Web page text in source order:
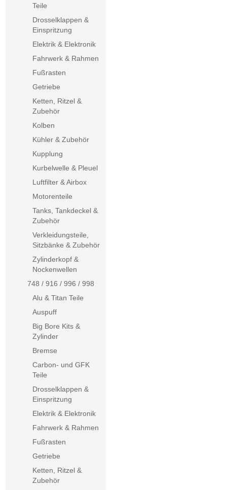
Teile
Drosselklappen &
Einspritzung
Elektrik & Elektronik
Fahrwerk & Rahmen
Fußrasten
Getriebe
Ketten, Ritzel &
Zubehör
Kolben
Kühler & Zubehör
Kupplung
Kurbelwelle & Pleuel
Luftfilter & Airbox
Motorenteile
Tanks, Tankdeckel &
Zubehör
Verkleidungsteile,
Sitzbänke & Zubehör
Zylinderkopf &
Nockenwellen
748 / 916 / 996 / 998
Alu & Titan Teile
Auspuff
Big Bore Kits &
Zylinder
Bremse
Carbon- und GFK
Teile
Drosselklappen &
Einspritzung
Elektrik & Elektronik
Fahrwerk & Rahmen
Fußrasten
Getriebe
Ketten, Ritzel &
Zubehör